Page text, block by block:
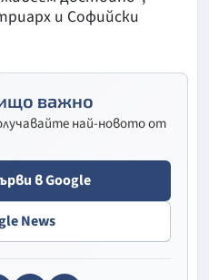
и Софийски
важно
най-новото от
в Google
News